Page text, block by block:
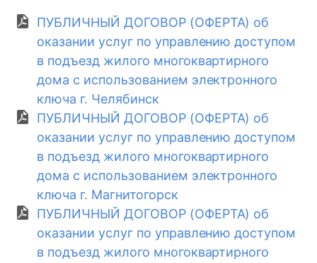
ПУБЛИЧНЫЙ ДОГОВОР (ОФЕРТА) об
оказании услуг по управлению доступом
в подъезд жилого многоквартирного
дома с использованием электронного
ключа г. Челябинск
ПУБЛИЧНЫЙ ДОГОВОР (ОФЕРТА) об
оказании услуг по управлению доступом
в подъезд жилого многоквартирного
дома с использованием электронного
ключа г. Магнитогорск
ПУБЛИЧНЫЙ ДОГОВОР (ОФЕРТА) об
оказании услуг по управлению доступом
в подъезд жилого многоквартирного